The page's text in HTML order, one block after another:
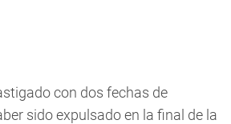
con dos fechas de
sido expulsado en la final de la